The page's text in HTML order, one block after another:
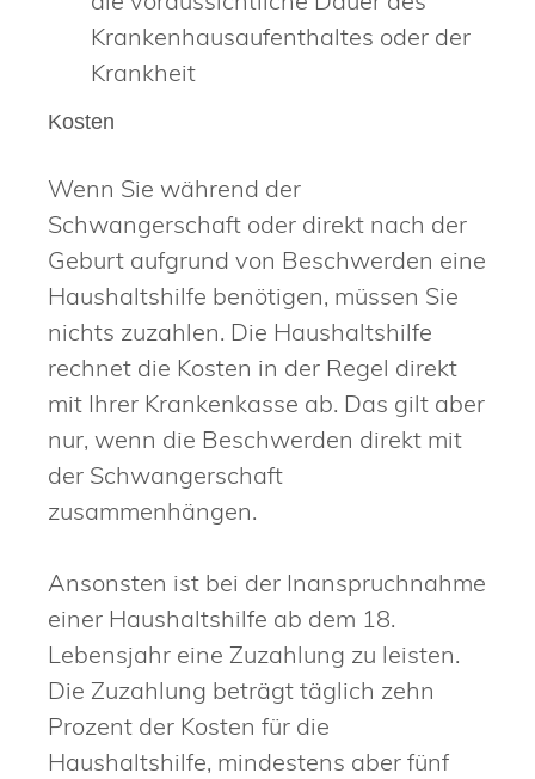
Krankenhausaufenthaltes oder der
Krankheit
Kosten
Wenn Sie während der
Schwangerschaft oder direkt nach der
Geburt aufgrund von Beschwerden eine
Haushaltshilfe benötigen, müssen Sie
nichts zuzahlen. Die Haushaltshilfe
rechnet die Kosten in der Regel direkt
mit Ihrer Krankenkasse ab. Das gilt aber
nur, wenn die Beschwerden direkt mit
der Schwangerschaft
zusammenhängen.
Ansonsten ist bei der Inanspruchnahme
einer Haushaltshilfe ab dem 18.
Lebensjahr eine Zuzahlung zu leisten.
Die Zuzahlung beträgt täglich zehn
Prozent der Kosten für die
Haushaltshilfe, mindestens aber fünf